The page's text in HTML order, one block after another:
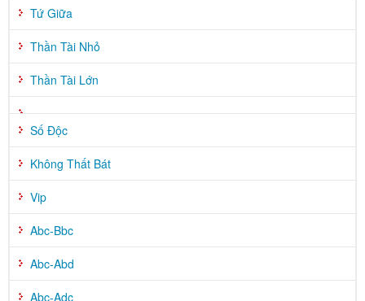
Tứ Giữa
Thần Tài Nhỏ
Thần Tài Lớn
Số Độc
Không Thất Bát
Vip
Abc-Bbc
Abc-Abd
Abc-Adc